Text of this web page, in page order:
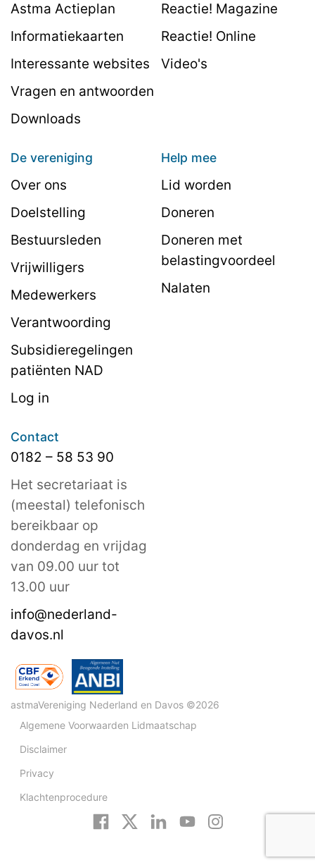
Astma Actieplan
Informatiekaarten
Interessante websites
Vragen en antwoorden
Downloads
Reactie! Magazine
Reactie! Online
Video's
De vereniging
Over ons
Doelstelling
Bestuursleden
Vrijwilligers
Medewerkers
Verantwoording
Subsidieregelingen
patiënten NAD
Log in
Help mee
Lid worden
Doneren
Doneren met
belastingvoordeel
Nalaten
Contact
0182 – 58 53 90
Het secretariaat is
(meestal) telefonisch
bereikbaar op
donderdag en vrijdag
van 09.00 uur tot
13.00 uur
info@nederland-
davos.nl
astmaVereniging Nederland en Davos ©2026
Algemene Voorwaarden Lidmaatschap
Disclaimer
Privacy
Klachtenprocedure